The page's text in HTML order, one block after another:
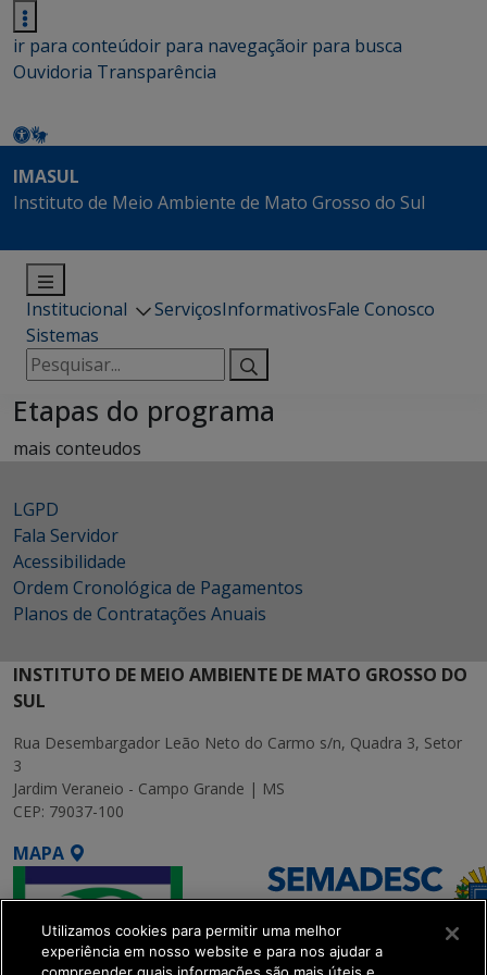
ir para conteúdoir para navegaçãoir para busca
Ouvidoria Transparência
IMASUL
Instituto de Meio Ambiente de Mato Grosso do Sul
Institucional ServiçosInformativosFale Conosco
Sistemas
Pesquisar
por:
Etapas do programa
mais conteudos
LGPD
Fala Servidor
Acessibilidade
Ordem Cronológica de Pagamentos
Planos de Contratações Anuais
INSTITUTO DE MEIO AMBIENTE DE MATO GROSSO DO
SUL
Rua Desembargador Leão Neto do Carmo s/n, Quadra 3, Setor
3
Jardim Veraneio - Campo Grande | MS
CEP: 79037-100
MAPA
Utilizamos cookies para permitir uma melhor
experiência em nosso website e para nos ajudar a